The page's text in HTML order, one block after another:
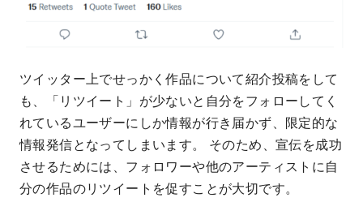
ツイッター上でせっかく作品について紹介投稿をして
も、「リツイート」が少ないと自分をフォローしてく
れているユーザーにしか情報が行き届かず、限定的な
情報発信となってしまいます。 そのため、宣伝を成功
させるためには、フォロワーや他のアーティストに自
分の作品のリツイートを促すことが大切です。